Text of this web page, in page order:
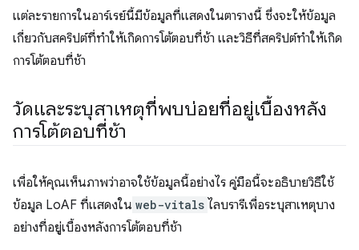
แต่ละรายการในอาร์เรย์นี้มีข้อมูลที่แสดงในตารางนี้ ซึ่งจะให้ข้อมูล
เกี่ยวกับสคริปต์ที่ทำให้เกิดการโต้ตอบที่ช้า และวิธีที่สคริปต์ทำให้เกิด
การโต้ตอบที่ช้า
วัดและระบุสาเหตุที่พบบ่อยที่อยู่เบื้องหลัง
การโต้ตอบที่ช้า
เพื่อให้คุณเห็นภาพว่าอาจใช้ข้อมูลนี้อย่างไร คู่มือนี้จะอธิบายวิธีใช้
ข้อมูล LoAF ที่แสดงใน web-vitals ไลบรารีเพื่อระบุสาเหตุบาง
อย่างที่อยู่เบื้องหลังการโต้ตอบที่ช้า